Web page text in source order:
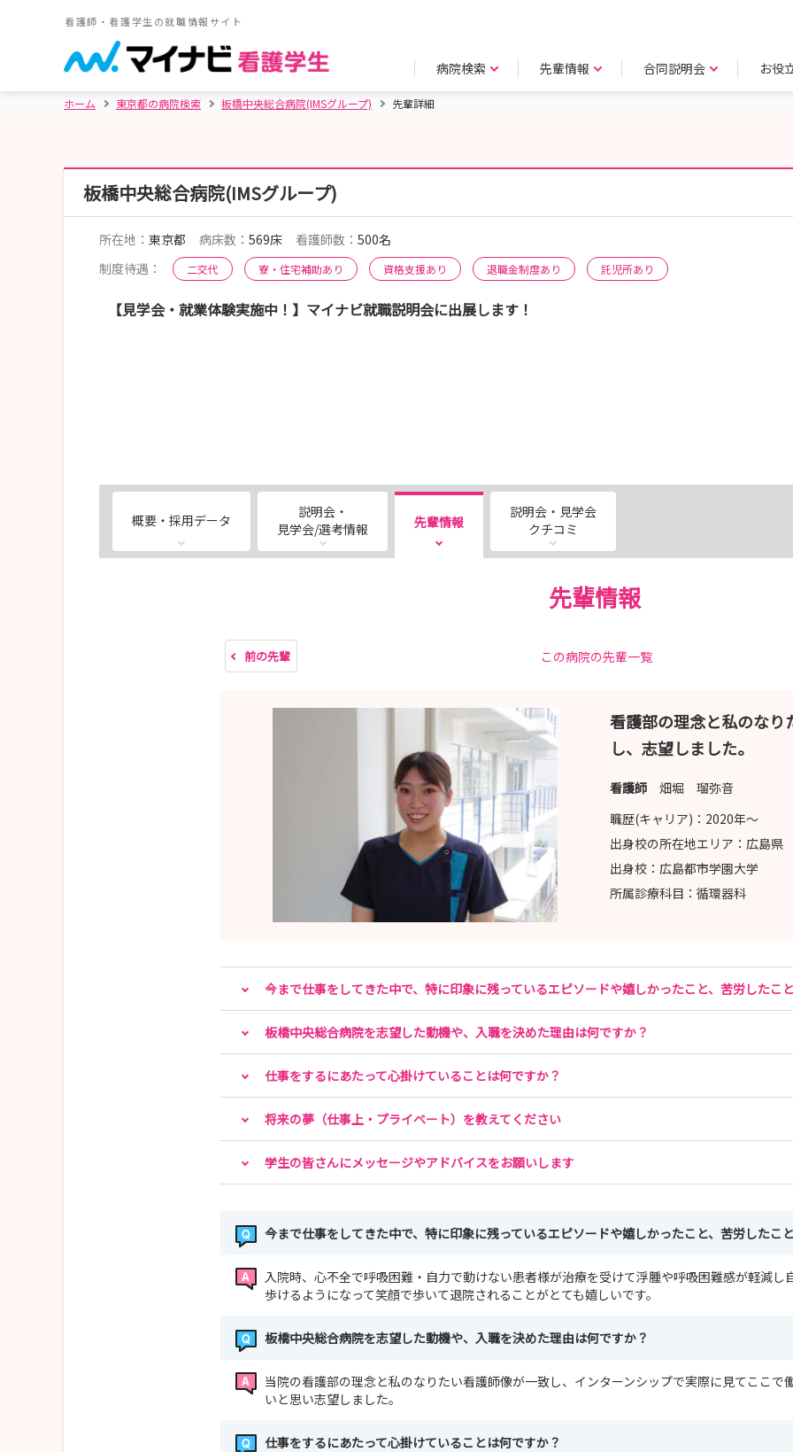
看護師・看護学生の就職情報サイト
病院検索 先輩情報 合同説明会 お役
ホーム 東京都の病院検索 板橋中央総合病院(IMSグループ) 先輩詳細
板橋中央総合病院(IMSグループ)
所在地： 東京都 病床数： 569床 看護師数： 500名
制度待遇：
二交代 寮・住宅補助あり 資格支援あり 退職金制度あり 託児所あり
【見学会・就業体験実施中！】マイナビ就職説明会に出展します！
概要・採用データ
説明会・
見学会/選考情報
先輩情報
説明会・見学会
クチコミ
先輩情報
前の先輩 この病院の先輩一覧
看護部の理念と私のなり
し、志望しました。
看護師 畑堀 瑠弥音
職歴(キャリア)： 2020年〜
出身校の所在地エリア： 広島県
出身校： 広島都市学園大学
所属診療科目： 循環器科
今まで仕事をしてきた中で、特に印象に残っているエピソードや嬉しかったこと、苦労したこ
板橋中央総合病院を志望した動機や、入職を決めた理由は何ですか？
仕事をするにあたって心掛けていることは何ですか？
将来の夢（仕事上・プライベート）を教えてください
学生の皆さんにメッセージやアドバイスをお願いします
今まで仕事をしてきた中で、特に印象に残っているエピソードや嬉しかったこと、苦労したこ
入院時、心不全で呼吸困難・自力で動けない患者様が治療を受けて浮腫や呼吸困難感が軽減し
歩けるようになって笑顔で歩いて退院されることがとても嬉しいです。
板橋中央総合病院を志望した動機や、入職を決めた理由は何ですか？
当院の看護部の理念と私のなりたい看護師像が一致し、インターンシップで実際に見てここで
いと思い志望しました。
仕事をするにあたって心掛けていることは何ですか？